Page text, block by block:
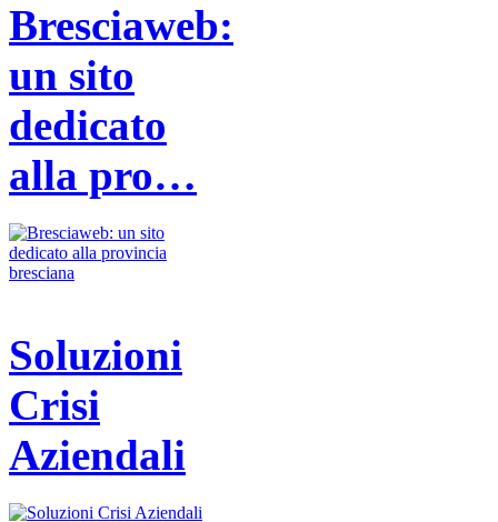
Bresciaweb:
un sito
dedicato
alla pro…
Soluzioni
Crisi
Aziendali